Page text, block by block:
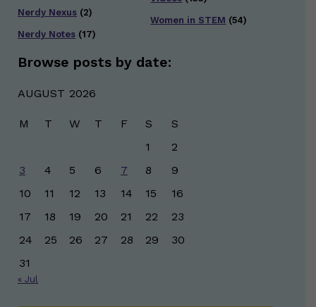
Nerdy Nexus (2)
Nerdy Notes (17)
Women in STEM (54)
Browse posts by date:
AUGUST 2026
M T W T F S
S
1
2
3
4 5 6 7 8
9
10
11 12 13 14 15
16
17
18 19 20 21 22
23
24
25 26 27 28 29
30
31
« Jul